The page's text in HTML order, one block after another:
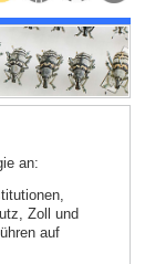
an:
Zoll und
auf